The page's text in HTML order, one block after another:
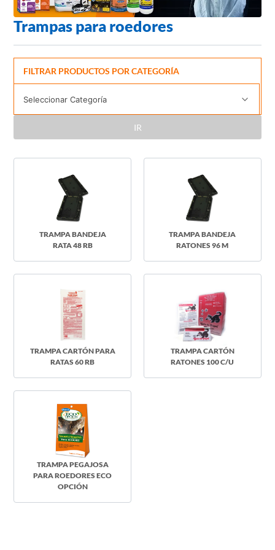
Trampas para roedores
FILTRAR PRODUCTOS POR CATEGORÍA
IR
TRAMPA BANDEJA
RATA 48 RB
TRAMPA BANDEJA
RATONES 96 M
TRAMPA CARTÓN PARA
RATAS 60 RB
TRAMPA CARTÓN
RATONES 100 C/U
TRAMPA PEGAJOSA
PARA ROEDORES ECO
OPCIÓN